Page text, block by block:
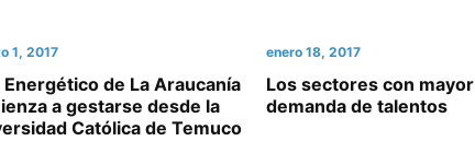
1, 2017
Energético de La Araucanía
a gestarse desde la
Católica de Temuco
enero 18, 2017
Los sectores con mayor
demanda de talentos